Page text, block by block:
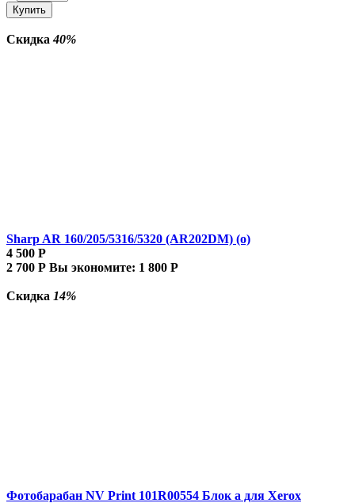
Купить
Скидка40%
Sharp AR 160/205/5316/5320 (AR202DM) (о)
4 500 Р
2 700 Р Вы экономите: 1 800 Р
Скидка 14%
Фотобарабан NV Print 101R00554 Блок а для Xerox